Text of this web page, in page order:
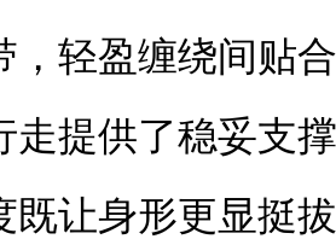
，轻盈缠绕间贴
走提供了稳妥支
既让身形更显挺